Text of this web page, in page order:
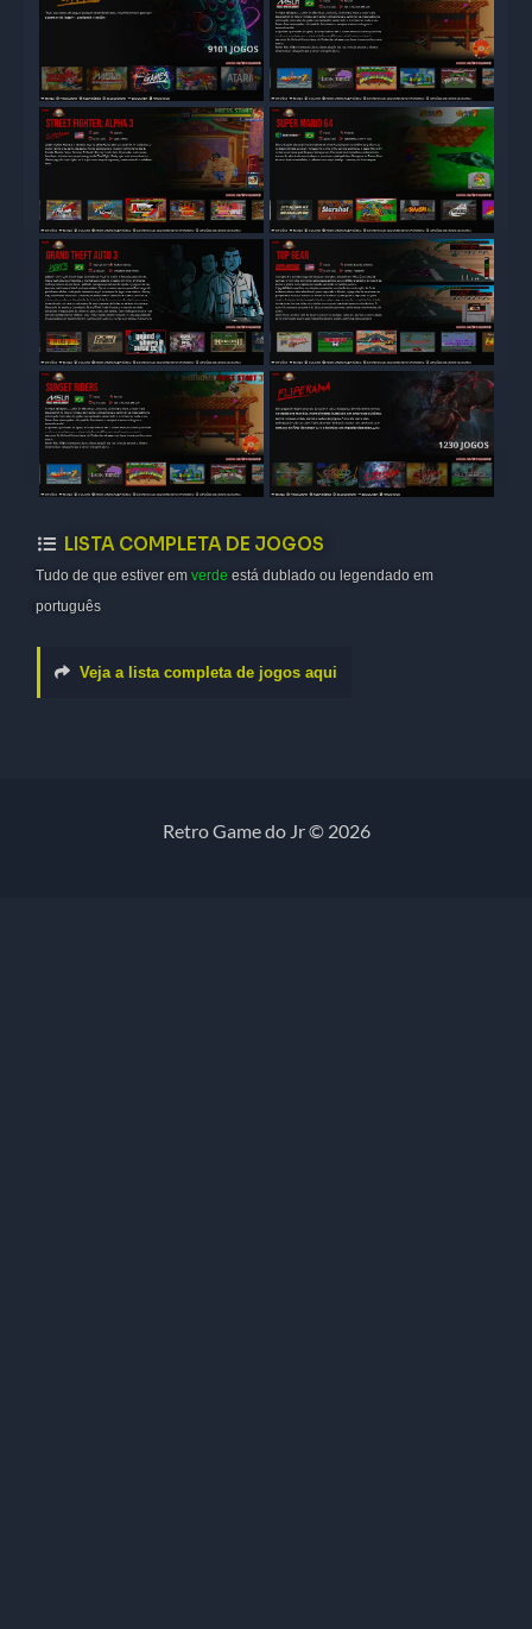
LISTA COMPLETA DE JOGOS
Tudo de que estiver em verde está dublado ou legendado em
português
Veja a lista completa de jogos aqui
Retro Game do Jr © 2026